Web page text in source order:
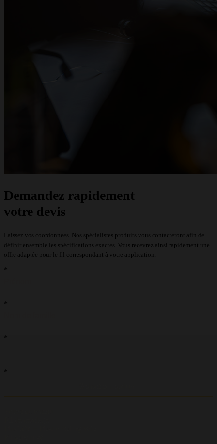
Demandez rapidement
votre devis
Laissez vos coordonnées. Nos spécialistes produits vous contacteront afin de
définir ensemble les spécifications exactes. Vous recevrez ainsi rapidement une
offre adaptée pour le fil correspondant à votre application.